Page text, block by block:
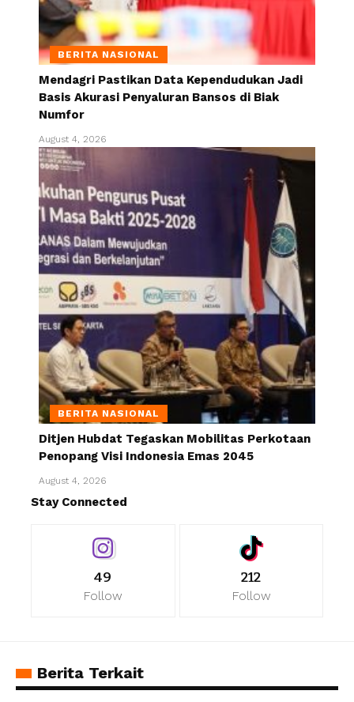
BERITA NASIONAL
Mendagri Pastikan Data Kependudukan Jadi
Basis Akurasi Penyaluran Bansos di Biak
Numfor
August 4, 2026
BERITA NASIONAL
Ditjen Hubdat Tegaskan Mobilitas Perkotaan
Penopang Visi Indonesia Emas 2045
August 4, 2026
Stay Connected
49
Follow
212
Follow
Berita Terkait